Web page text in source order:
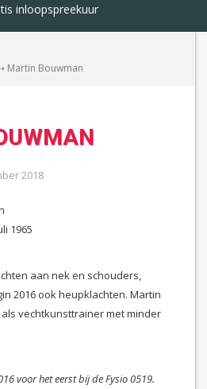
inloopspreekuur
Martin Bouwman
2018
1965
aan nek en schouders,
2016 ook heupklachten. Martin
vechtkunsttrainer met minder
voor het eerst bij de Fysio 0519.